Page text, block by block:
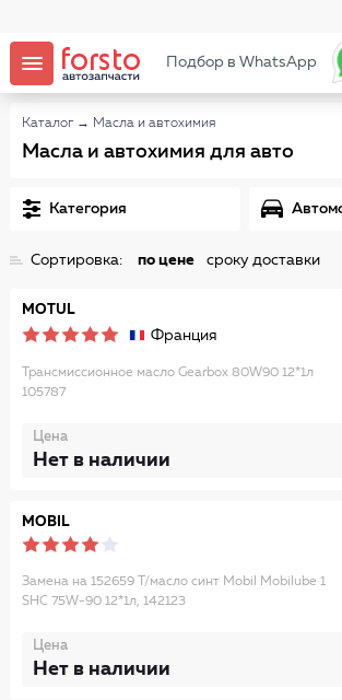
Подбор в WhatsApp
Каталог → Масла и автохимия
Масла и автохимия для авто
Категория
Сортировка: по цене сроку доставки
MOTUL
Франция
Трансмиссионное масло Gearbox 80W90 12*1л
105787
Цена
Нет в наличии
MOBIL
Замена на 152659 Т/масло синт Mobil Mobilube 1
SHC 75W-90 12*1л, 142123
Цена
Нет в наличии